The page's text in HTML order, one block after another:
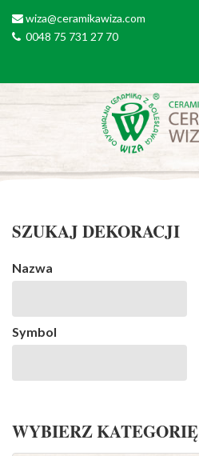
email
wiza@ceramikawiza.com
tel0048 75 731 27 70
SZUKAJ DEKORACJI
Nazwa
Symbol
WYBIERZ KATEGORIĘ